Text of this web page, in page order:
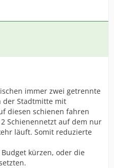
immer zwei getrennte
der Stadtmitte mit
diesen schienen fahren
Schienennetzt auf dem nur
läuft. Somit reduzierte
kürzen, oder die